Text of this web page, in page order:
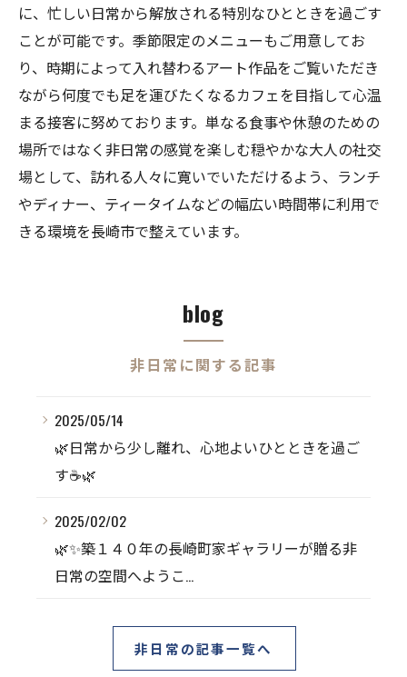
に、忙しい日常から解放される特別なひとときを過ごす
ことが可能です。季節限定のメニューもご用意してお
り、時期によって入れ替わるアート作品をご覧いただき
ながら何度でも足を運びたくなるカフェを目指して心温
まる接客に努めております。単なる食事や休憩のための
場所ではなく非日常の感覚を楽しむ穏やかな大人の社交
場として、訪れる人々に寛いでいただけるよう、ランチ
やディナー、ティータイムなどの幅広い時間帯に利用で
きる環境を長崎市で整えています。
blog
非日常に関する記事
2025/05/14
🌿日常から少し離れ、心地よいひとときを過ご
す☕️🌿
2025/02/02
🌿✨築１４０年の長崎町家ギャラリーが贈る非
日常の空間へようこ...
非日常の記事一覧へ